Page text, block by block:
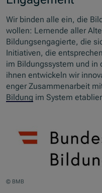
Wir binden alle ein, die
wollen: Lernende aller
Bildungsengagierte, die
Initiativen, die
im Bildungssystem und in
ihnen entwickeln wir
enger Zusammenarbeit
Bildung im System
© BMB